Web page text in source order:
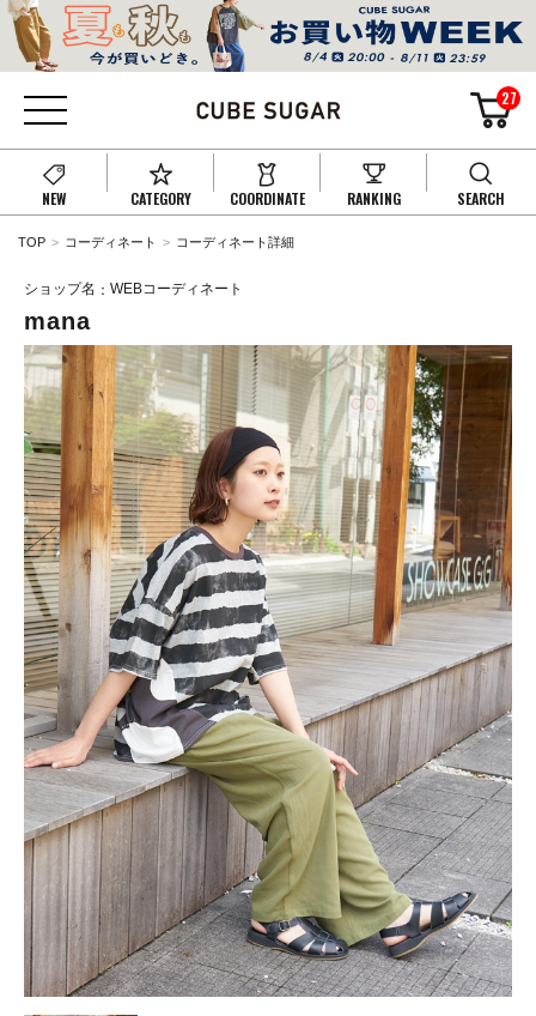
27
NEW CATEGORY COORDINATE RANKING SEARCH
TOP コーディネート コーディネート詳細
ショップ名 WEBコーディネート
mana